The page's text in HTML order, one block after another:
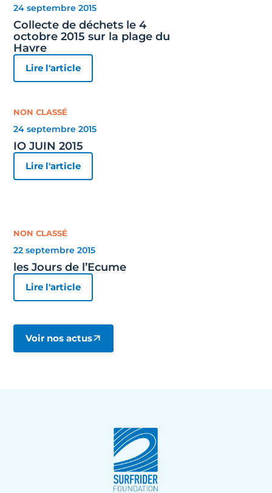
24 septembre 2015
Collecte de déchets le 4
octobre 2015 sur la plage du
Havre
Lire l'article
NON CLASSÉ
24 septembre 2015
IO JUIN 2015
Lire l'article
NON CLASSÉ
22 septembre 2015
les Jours de l’Ecume
Lire l'article
Voir nos actus